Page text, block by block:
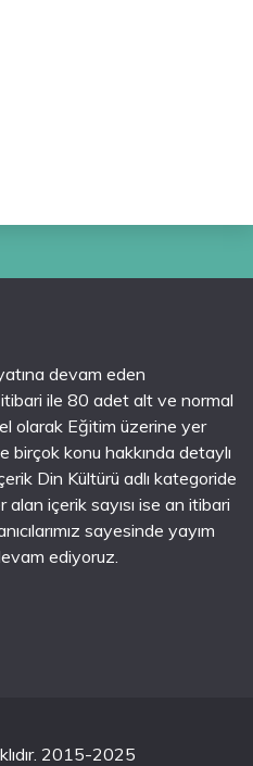
devam eden
ile 80 adet alt ve normal
olarak Eğitim üzerine yer
birçok konu hakkında detaylı
Din Kültürü adlı kategoride
içerik sayısı ise an itibari
sayesinde yayım
ediyoruz.
2015-2025